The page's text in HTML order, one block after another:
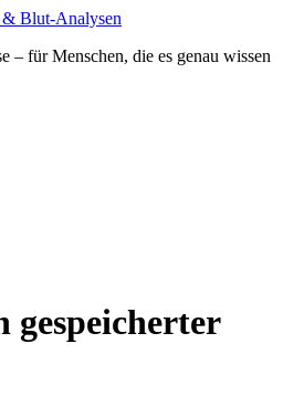
Blut-Analysen
– für Menschen, die es genau wissen
gespeicherter